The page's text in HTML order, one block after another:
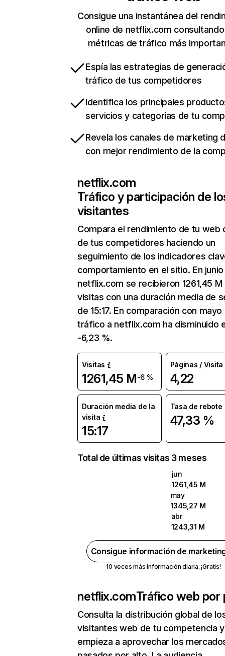
Consigue una instantánea del
online de netflix.com
métricas de tráfico más
Espía las estrategias de
tráfico de tus competidores
Identifica los principales
servicios y categorías de tu
Revela los canales de marketing
con mejor rendimiento de la
netflix.com
Tráfico y participación de
visitantes
Compara el rendimiento de tu web
de tus competidores haciendo un
seguimiento de los indicadores
comportamiento en el sitio. En junio
netflix.com se recibieron 1261,45 M
visitas con una duración media de
de 15:17. En comparación con mayo
tráfico a netflix.com ha disminuido
-6,23 %.
Visitas
1261,45 M-6 %
Páginas / Visita
4,22
Duración media de la
visita
15:17
Tasa de rebote
47,33 %
Total de últimas visitas 3 meses
jun
1261,45 M
may
1345,27 M
abr
1243,31 M
Consigue información de
10 veces más información diaria. ¡Gratis!
netflix.comTráfico web por
Consulta la distribución global de
visitantes web de tu competencia y
empieza a aprovechar los